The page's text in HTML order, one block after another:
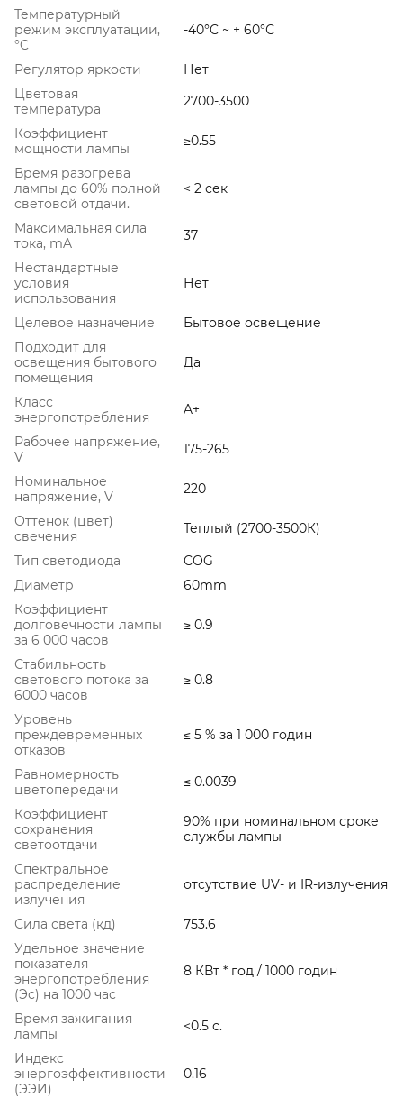
Температурный
режим эксплуатации,
°C
-40°C ~ + 60°С
Регулятор яркости
Нет
Цветовая
температура
2700-3500
Коэффициент
мощности лампы
≥0.55
Время разогрева
лампы до 60% полной
световой отдачи.
< 2 сек
Максимальная сила
тока, mA
37
Нестандартные
условия
использования
Нет
Целевое назначение
Бытовое освещение
Подходит для
освещения бытового
помещения
Да
Класс
энергопотребления
A+
Рабочее напряжение,
V
175-265
Номинальное
напряжение, V
220
Оттенок (цвет)
свечения
Теплый (2700-3500К)
Тип светодиода
COG
Диаметр
60mm
Коэффициент
долговечности лампы
за 6 000 часов
≥ 0.9
Стабильность
светового потока за
6000 часов
≥ 0.8
Уровень
преждевременных
отказов
≤ 5 % за 1 000 годин
Равномерность
цветопередачи
≤ 0.0039
Коэффициент
сохранения
светоотдачи
90% при номинальном сроке
службы лампы
Спектральное
распределение
излучения
отсутствие UV- и IR-излучения
Сила света (кд)
753.6
Удельное значение
показателя
энергопотребления
(Эс) на 1000 час
8 КВт * год / 1000 годин
Время зажигания
лампы
<0.5 с.
Индекс
энергоэффективности
(ЭЭИ)
0.16